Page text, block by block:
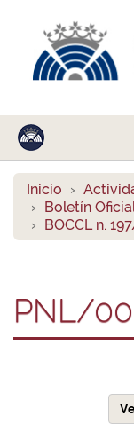
Inicio
Boletín
BOCCL n.
PNL/